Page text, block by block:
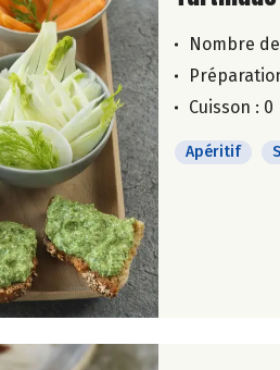
Nombre
Cuisson : 0
Apéritif